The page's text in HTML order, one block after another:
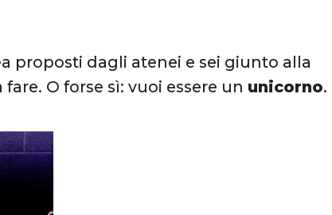
proposti dagli atenei e sei giunto alla
O forse sì: vuoi essere un unicorno.